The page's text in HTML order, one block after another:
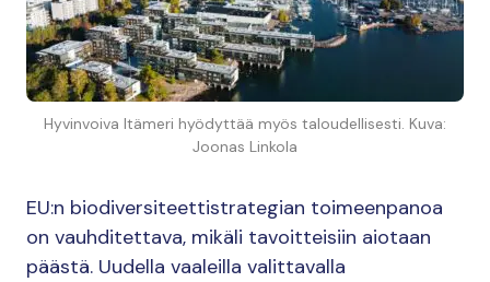
Hyvinvoiva Itämeri hyödyttää myös taloudellisesti. Kuva:
Joonas Linkola
EU:n biodiversiteettistrategian toimeenpanoa
on vauhditettava, mikäli tavoitteisiin aiotaan
päästä. Uudella vaaleilla valittavalla